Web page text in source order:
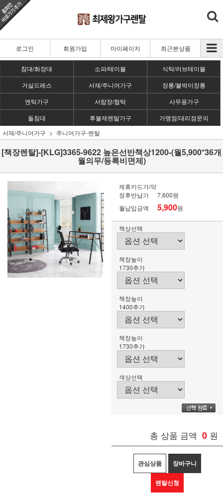
로그인 회원가입 마이페이지 최근본상품
침대/화장대 소파/테이블
식탁/러브테이블
거실드레스
서재/주니어가구
장롱/붙박이장롱
엔틱가구
서랍장/협탁
사무용가구
돌침대
후불제렌탈가구
가맹점/대리점문의
서재/주니어가구
주니어가구-렌탈
[책장렌탈]-[KLG]3365-9622 높은선반책상1200-(월5,900*36개
월의무/등록비면제)
제휴카드가/약
정후반납가
7,600원
월납입금액
5,900원
책상선택
책장높이
1730추가
책장높이
1400추가
책장높이
1730추가
색상선택
총 상품 금액 0 원
관심상품 장바구니
렌탈신청